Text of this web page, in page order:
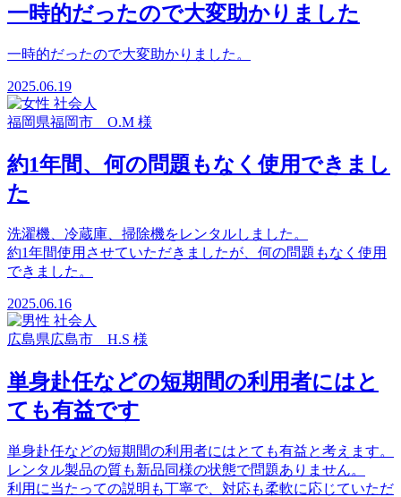
一時的だったので大変助かりました
一時的だったので大変助かりました。
2025.06.19
福岡県福岡市 O.M 様
約1年間、何の問題もなく使用できまし
た
洗濯機、冷蔵庫、掃除機をレンタルしました。
約1年間使用させていただきましたが、何の問題もなく使用
できました。
2025.06.16
広島県広島市 H.S 様
単身赴任などの短期間の利用者にはと
ても有益です
単身赴任などの短期間の利用者にはとても有益と考えます。
レンタル製品の質も新品同様の状態で問題ありません。
利用に当たっての説明も丁寧で、対応も柔軟に応じていただ